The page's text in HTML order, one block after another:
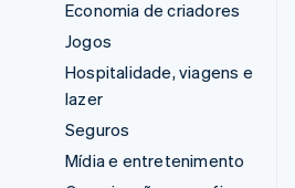
Economia de criadores
Jogos
Hospitalidade, viagens e
lazer
Seguros
Mídia e entretenimento